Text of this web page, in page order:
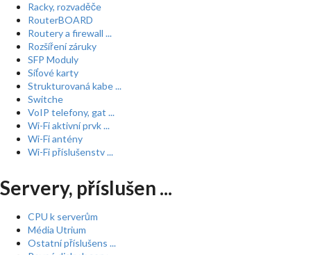
Racky, rozvaděče
RouterBOARD
Routery a firewall ...
Rozšíření záruky
SFP Moduly
Síťové karty
Strukturovaná kabe ...
Switche
VoIP telefony, gat ...
Wi-Fi aktivní prvk ...
Wi-Fi antény
Wi-Fi příslušenstv ...
Servery, příslušen ...
CPU k serverům
Média Utrium
Ostatní příslušens ...